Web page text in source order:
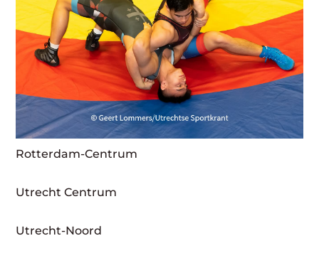
Rotterdam-Centrum
Utrecht Centrum
Utrecht-Noord